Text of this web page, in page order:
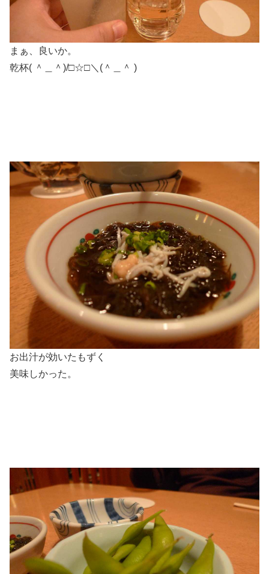
まぁ、良いか。
乾杯( ＾＿＾)/□☆□＼(＾＿＾ )
お出汁が効いたもずく
美味しかった。